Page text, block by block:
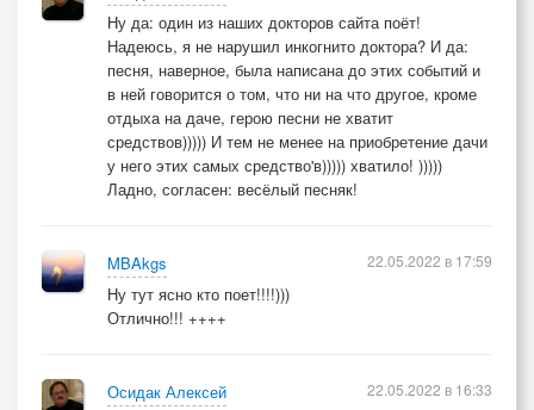
Ну да: один из наших докторов сайта поёт!
Надеюсь, я не нарушил инкогнито доктора? И да:
песня, наверное, была написана до этих событий и
в ней говорится о том, что ни на что другое, кроме
отдыха на даче, герою песни не хватит
средствов))))) И тем не менее на приобретение дачи
у него этих самых средство'в))))) хватило! )))))
Ладно, согласен: весёлый песняк!
MBAkgs
Ну тут ясно кто поет!!!!)))
Отлично!!! ++++
22.05.2022 в 17:59
Осидак Алексей
22.05.2022 в 16:33